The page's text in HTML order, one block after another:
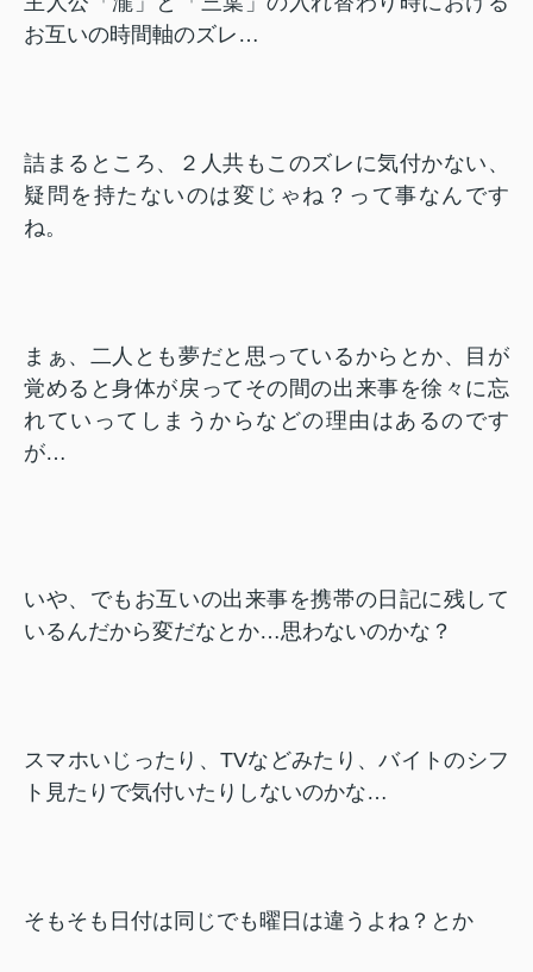
お互いの時間軸のズレ…
詰まるところ、２人共もこのズレに気付かない、
疑問を持たないのは変じゃね？って事なんです
ね。
まぁ、二人とも夢だと思っているからとか、目が
覚めると身体が戻ってその間の出来事を徐々に忘
れていってしまうからなどの理由はあるのです
が…
いや、でもお互いの出来事を携帯の日記に残して
いるんだから変だなとか…思わないのかな？
スマホいじったり、TVなどみたり、バイトのシフ
ト見たりで気付いたりしないのかな…
そもそも日付は同じでも曜日は違うよね？とか